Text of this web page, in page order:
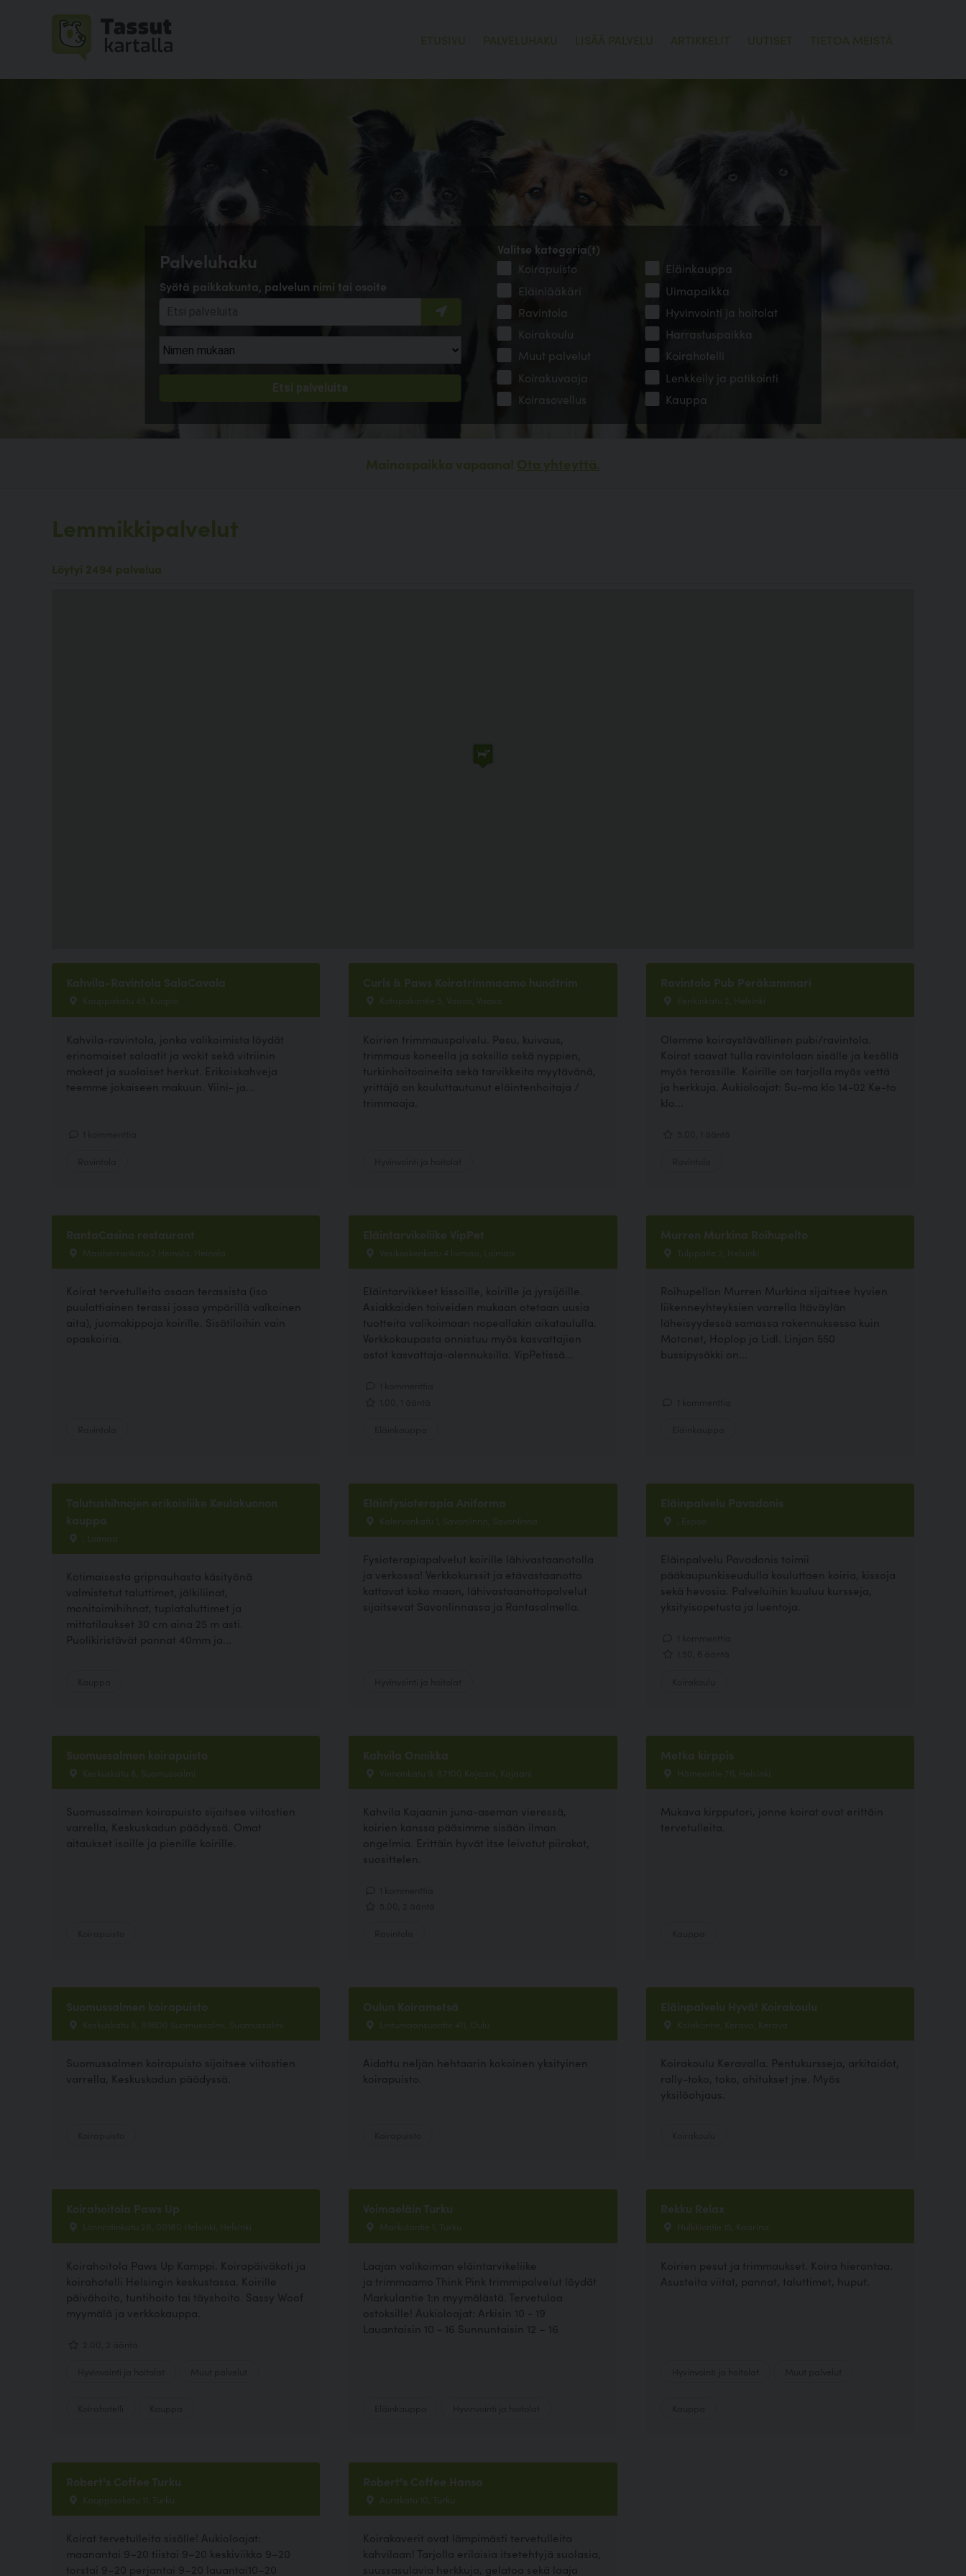
ETUSIVU PALVELUHAKU LISÄÄ PALVELU ARTIKKELIT UUTISET TIETOA MEISTÄ
Palveluhaku
Syötä paikkakunta, palvelun nimi tai osoite
Valitse kategoria(t)
Koirapuisto
Eläinkauppa
Eläinlääkäri
Uimapaikka
Ravintola
Hyvinvointi ja hoitolat
Koirakoulu
Harrastuspaikka
Muut palvelut
Koirahotelli
Koirakuvaaja
Lenkkeily ja patikointi
Koirasovellus
Kauppa
Mainospaikka vapaana! Ota yhteyttä.
Lemmikkipalvelut
Löytyi 2494 palvelua
Kahvila-Ravintola SalaCavala
Kauppakatu 45, Kuopio
Kahvila-ravintola, jonka valikoimista löydät
erinomaiset salaatit ja wokit sekä vitriinin
makeat ja suolaiset herkut. Erikoiskahveja
teemme jokaiseen makuun. Viini- ja...
Curls & Paws Koiratrimmaamo hundtrim
Kotapakantie 5, Vaasa, Vaasa
Koirien trimmauspalvelu. Pesu, kuivaus,
trimmaus koneella ja saksilla sekä nyppien,
turkinhoitoaineita sekä tarvikkeita myytävänä,
yrittäjä on kouluttautunut eläintenhoitaja /
trimmaaja.
Ravintola Pub Peräkammari
Eerikinkatu 2, Helsinki
Olemme koiraystävällinen pubi/ravintola.
Koirat saavat tulla ravintolaan sisälle ja kesällä
myös terassille. Koirille on tarjolla myös vettä
ja herkkuja. Aukioloajat: Su-ma klo 14-02 Ke-to
klo...
RantaCasino restaurant
Maaherrankatu 2,Heinola, Heinola
Koirat tervetulleita osaan terassista (iso
puulattiainen terassi jossa ympärillä valkoinen
aita), juomakippoja koirille. Sisätiloihin vain
opaskoiria.
Eläintarvikeliike VipPet
Vesikoskenkatu 4 loimaa, Loimaa
Eläintarvikkeet kissoille, koirille ja jyrsijöille.
Asiakkaiden toiveiden mukaan otetaan uusia
tuotteita valikoimaan nopeallakin aikataululla.
Verkkokaupasta onnistuu myös kasvattajien
ostot kasvattaja-alennuksilla. VipPetissä...
Murren Murkina Roihupelto
Tulppatie 2, Helsinki
Roihupellon Murren Murkina sijaitsee hyvien
liikenneyhteyksien varrella Itäväylän
läheisyydessä samassa rakennuksessa kuin
Motonet, Hoplop ja Lidl. Linjan 550
bussipysäkki on...
Talutushihnojen erikoisliike Keulakuonon
kauppa
, Loimaa
Kotimaisesta gripnauhasta käsityönä
valmistetut taluttimet, jälkiliinat,
monitoimihihnat, tuplataluttimet ja
mittatilaukset 30 cm aina 25 m asti.
Puolikiristävät pannat 40mm ja...
Eläinfysioterapia Aniforma
Kalervonkatu 1, Savonlinna, Savonlinna
Fysioterapiapalvelut koirille lähivastaanotolla
ja verkossa! Verkkokurssit ja etävastaanotto
kattavat koko maan, lähivastaanottopalvelut
sijaitsevat Savonlinnassa ja Rantasalmella.
Eläinpalvelu Pavadonis
, Espoo
Eläinpalvelu Pavadonis toimii
pääkaupunkiseudulla kouluttaen koiria, kissoja
sekä hevosia. Palveluihin kuuluu kursseja,
yksityisopetusta ja luentoja.
Suomussalmen koirapuisto
Keskuskatu 8, Suomussalmi
Suomussalmen koirapuisto sijaitsee viitostien
varrella, Keskuskadun päädyssä. Omat
aitaukset isoille ja pienille koirille.
Kahvila Onnikka
Vienankatu 9, 87100 Kajaani, Kajaani
Kahvila Kajaanin juna-aseman vieressä,
koirien kanssa pääsimme sisään ilman
ongelmia. Erittäin hyvät itse leivotut piirakat,
suosittelen.
Metka kirppis
Hämeentie 76, Helsinki
Mukava kirpputori, jonne koirat ovat erittäin
tervetulleita.
Suomussalmen koirapuisto
Keskuskatu 8, 89600 Suomussalmi, Suomussalmi
Suomussalmen koirapuisto sijaitsee viitostien
varrella, Keskuskadun päädyssä.
Oulun Koirametsä
Lintumaansuontie 411, Oulu
Aidattu neljän hehtaarin kokoinen yksityinen
koirapuisto.
Eläinpalvelu Hyvä! Koirakoulu
Koivikontie, Kerava, Kerava
Koirakoulu Keravalla. Pentukursseja, arkitaidot,
rally-toko, toko, ohitukset jne. Myös
yksilöohjaus.
Koirahoitola Paws Up
Lönnrotinkatu 28, 00180 Helsinki, Helsinki
Koirahoitola Paws Up Kamppi. Koirapäiväkoti ja
koirahotelli Helsingin keskustassa. Koirille
päivähoito, tuntihoito tai täyshoito. Sassy Woof
myymälä ja verkkokauppa.
Voimaeläin Turku
Markulantie 1, Turku
Laajan valikoiman eläintarvikeliike
ja trimmaamo Think Pink trimmipalvelut löydät
Markulantie 1:n myymälästä. Tervetuloa
ostoksille! Aukioloajat: Arkisin 10 - 19
Lauantaisin 10 - 16 Sunnuntaisin 12 – 16
Rekku Relax
Hulkkiontie 15, Kaarina
Koirien pesut ja trimmaukset. Koira hierontaa.
Asusteita viitat, pannat, taluttimet, huput.
Robert's Coffee Turku
Kauppiaskatu 11, Turku
Koirat tervetulleita sisälle! Aukioloajat:
maanantai 9–20 tiistai 9–20 keskiviikko 9–20
torstai 9–20 perjantai 9–20 lauantai10–20
Robert's Coffee Hansa
Aurakatu 10, Turku
Koirakaverit ovat lämpimästi tervetulleita
kahvilaan! Tarjolla erilaisia itsetehtyjä suolasia,
suussasulavia herkkuja, gelatoa sekä laaja